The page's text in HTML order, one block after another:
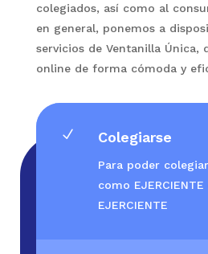
colegiados, así como al
en general, ponemos a
servicios de Ventanilla Única,
online de forma cómoda y
N Colegiarse
Para poder
como
EJERCIENTE